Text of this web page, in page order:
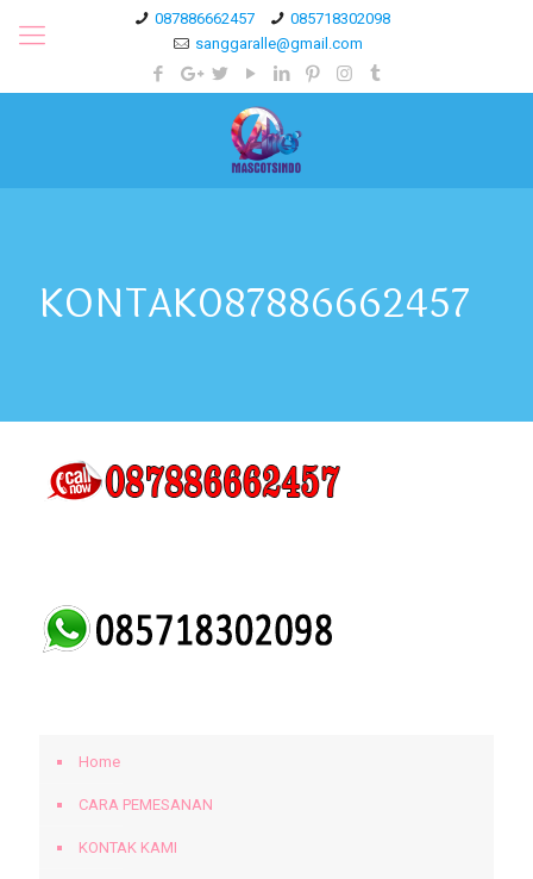
087886662457
085718302098
sanggaralle@gmail.com
KONTAK087886662457
Home
CARA PEMESANAN
KONTAK KAMI